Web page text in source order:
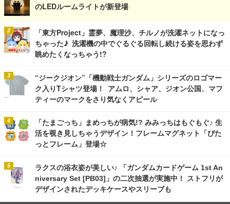
のLEDルームライトが新登場
「東方Project」霊夢、魔理沙、チルノが洗濯ネットになっ
ちゃった♪ 洗濯機の中でぐるぐる回転し続ける姿を思わず
眺めたくなっちゃう!?
“ジークジオン”「機動戦士ガンダム」シリーズのロゴマー
ク入りTシャツ登場！ アムロ、シャア、ジオン公国、マフ
ティーのマークをさり気なくアピール
「たまごっち」まめっちが病気!? みみっちはもぐもぐ♪ 生
活を覗き見しちゃうデザイン！フレームマグネット「ぴた
っとフレーム」登場☆
ラクスの浴衣姿が美しい♪ 「ガンダムカードゲーム 1st An
niversary Set [PB03]」の二次抽選が実施中！ ストフリが
デザインされたデッキケースやスリーブも